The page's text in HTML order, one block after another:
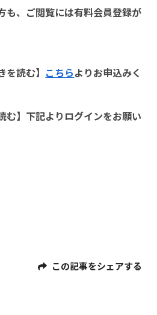
も、ご閲覧には有料会員登録が
を読む】 こちらよりお申込みく
む】下記よりログインをお願い
この記事をシェアする